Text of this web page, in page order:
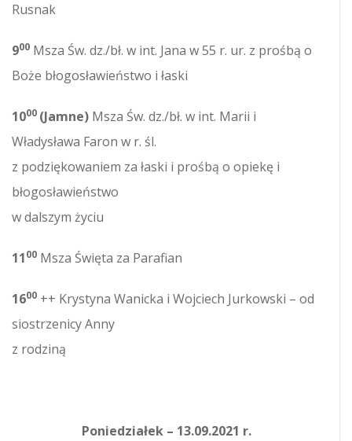
Rusnak
900 Msza Św. dz./bł. w int. Jana w 55 r. ur. z prośbą o
Boże błogosławieństwo i łaski
1000 (Jamne) Msza Św. dz./bł. w int. Marii i
Władysława Faron w r. śl.
z podziękowaniem za łaski i prośbą o opiekę i
błogosławieństwo
w dalszym życiu
1100 Msza Święta za Parafian
1600 ++ Krystyna Wanicka i Wojciech Jurkowski – od
siostrzenicy Anny
z rodziną
Poniedziałek – 13.09.2021 r.